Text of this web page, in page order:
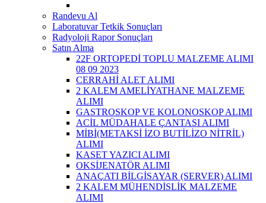
Randevu Al
Laboratuvar Tetkik Sonuçları
Radyoloji Rapor Sonuçları
Satın Alma
22F ORTOPEDİ TOPLU MALZEME ALIMI
08 09 2023
CERRAHİ ALET ALIMI
2 KALEM AMELİYATHANE MALZEME
ALIMI
GASTROSKOP VE KOLONOSKOP ALIMI
ACİL MÜDAHALE ÇANTASI ALIMI
MİBİ(METAKSİ İZO BUTİLİZO NİTRİL)
ALIMI
KASET YAZICI ALIMI
OKSİJENATÖR ALIMI
ANAÇATI BİLGİSAYAR (SERVER) ALIMI
2 KALEM MÜHENDİSLİK MALZEME
ALIMI